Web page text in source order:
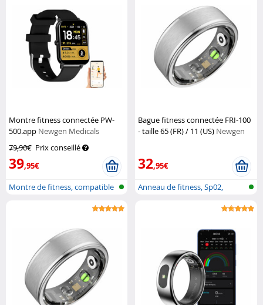
Montre fitness connectée PW-
500.app Newgen Medicals
79,90€ Prix conseillé
39,95€
Montre de fitness, compatible
Bague fitness connectée FRI-100
- taille 65 (FR) / 11 (US) Newgen
32,95€
Anneau de fitness, Sp02,